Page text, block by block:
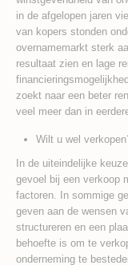
in de afgelopen jaren
van kopers stonden
overnamemarkt sterk
resultaat zien en lage
zoekt naar een beter
veel meer dan in
Wilt u wel
In de uiteindelijke
gevoel bij een verkoop
factoren. In sommige
geven aan de wensen
structureren en een
behoefte is om te
onderneming te